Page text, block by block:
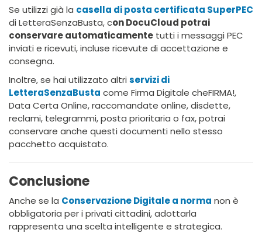
Se utilizzi già la casella di posta certificata SuperPEC
di LetteraSenzaBusta, con DocuCloud potrai
conservare automaticamente tutti i messaggi PEC
inviati e ricevuti, incluse ricevute di accettazione e
consegna.
Inoltre, se hai utilizzato altri servizi di
LetteraSenzaBusta come Firma Digitale cheFIRMA!,
Data Certa Online, raccomandate online, disdette,
reclami, telegrammi, posta prioritaria o fax, potrai
conservare anche questi documenti nello stesso
pacchetto acquistato.
Conclusione
Anche se la Conservazione Digitale a norma non è
obbligatoria per i privati cittadini, adottarla
rappresenta una scelta intelligente e strategica.